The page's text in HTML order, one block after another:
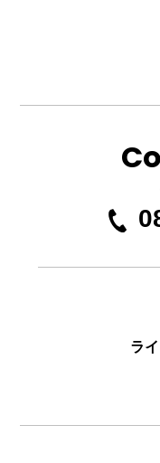
ラ